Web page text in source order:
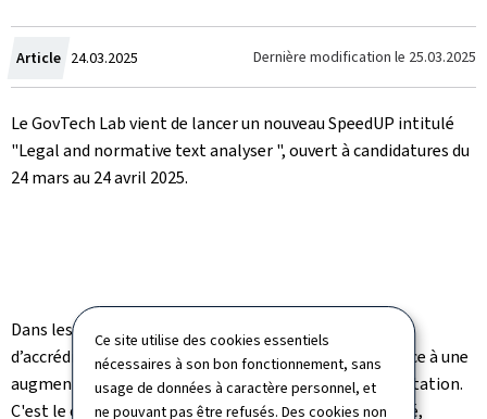
Ce site utilise des cookies essentiels
nécessaires à son bon fonctionnement, sans
usage de données à caractère personnel, et
ne pouvant pas être refusés. Des cookies non
Article Crée
le
24.03.2025 Dernière modification le 25.03.2025
Le GovTech Lab vient de lancer un nouveau SpeedUP intitulé
"Legal and normative text analyser ", ouvert à candidatures du
24 mars au 24 avril 2025.
Dans les années à venir, l'Office luxembourgeois
d’accréditation et de surveillance (OLAS) devra faire face à une
augmentation significative des programmes d'accréditation.
C'est le cas dans des domaines tels que la cybersécurité,